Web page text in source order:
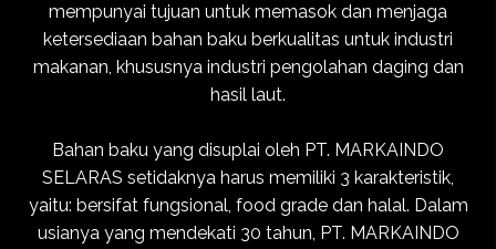
mempunyai tujuan untuk memasok dan menjaga
ketersediaan bahan baku berkualitas untuk industri
makanan, khususnya industri pengolahan daging dan
hasil laut.
Bahan baku yang disuplai oleh PT. MARKAINDO
SELARAS setidaknya harus memiliki 3 karakteristik,
yaitu: bersifat fungsional, food grade dan halal. Dalam
usianya yang mendekati 30 tahun, PT. MARKAINDO